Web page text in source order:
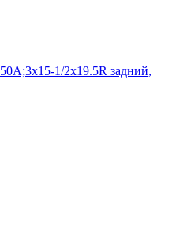
1/2x19.5R задний,